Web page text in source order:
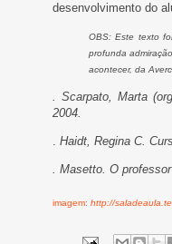
desenvolvimento do
OBS: Este texto
profunda
acontecer, da
. Scarpato, Marta
2004.
. Haidt, Regina C.
. Masetto. O
imagem: http://